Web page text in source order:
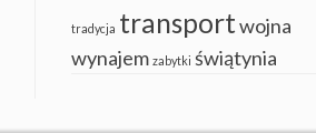
tradycja transportwojna
wynajem zabytki świątynia